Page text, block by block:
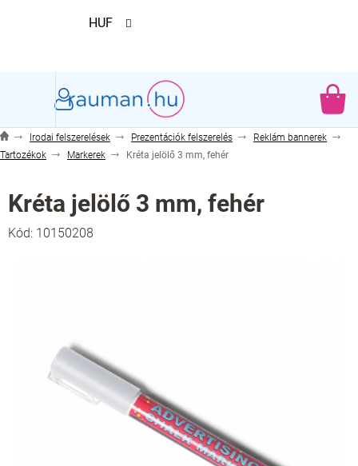
HUF
Irodai felszerelések Prezentációk felszerelés
Reklám bannerek
Tartozékok
Markerek Kréta jelölő 3 mm, fehér
Kréta jelölő 3 mm, fehér
Kód: 10150208